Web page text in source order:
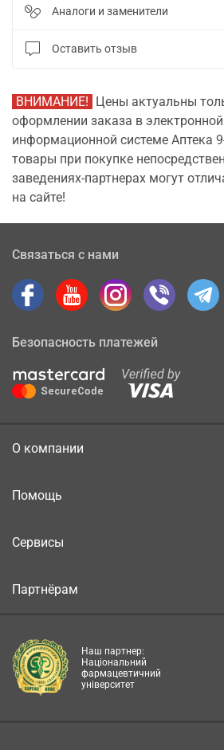
Аналоги и заменители
Оставить отзыв
ВНИМАНИЕ! Цены актуальны
оформлении заказа в
информационной системе Аптека
товары при покупке
заведениях-партнерах могут
на сайте!
Связаться с нами
Безопасность платежей
О компании
Помощь
Сервисы
Партнёрам
Наш партнер:
Національний
фармацевтичний
університет